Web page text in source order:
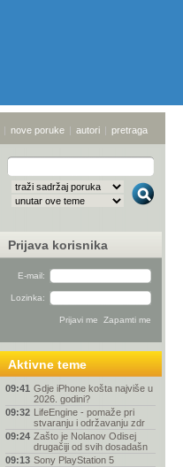
| nove poruke | autori | pretraga
Prijava korisnika
E-mail:
Lozinka:
Aktivne teme
09:41 Gdje iPhone košta najviše u
2026. godini?
09:32 LifeEngine - pomaže pri
stvaranju i održavanju zdr
09:24 Zašto je Nolanov Odisej
drugačiji od svih dosadašn
09:13 Sony PlayStation 5